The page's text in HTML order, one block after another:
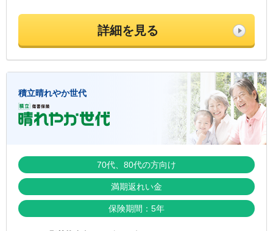
詳細を見る
積立晴れやか世代
70代、80代の方向け
満期返れい金
保険期間：5年